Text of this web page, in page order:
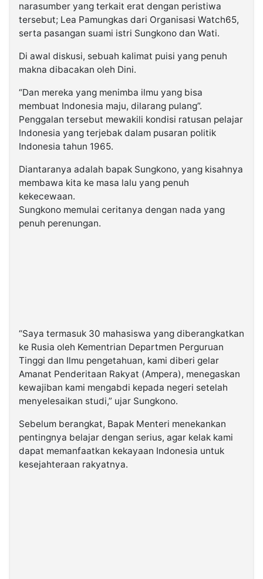
narasumber yang terkait erat dengan peristiwa
tersebut; Lea Pamungkas dari Organisasi Watch65,
serta pasangan suami istri Sungkono dan Wati.
Di awal diskusi, sebuah kalimat puisi yang penuh
makna dibacakan oleh Dini.
“Dan mereka yang menimba ilmu yang bisa
membuat Indonesia maju, dilarang pulang”.
Penggalan tersebut mewakili kondisi ratusan pelajar
Indonesia yang terjebak dalam pusaran politik
Indonesia tahun 1965.
Diantaranya adalah bapak Sungkono, yang kisahnya
membawa kita ke masa lalu yang penuh
kekecewaan.
Sungkono memulai ceritanya dengan nada yang
penuh perenungan.
“Saya termasuk 30 mahasiswa yang diberangkatkan
ke Rusia oleh Kementrian Departmen Perguruan
Tinggi dan Ilmu pengetahuan, kami diberi gelar
Amanat Penderitaan Rakyat (Ampera), menegaskan
kewajiban kami mengabdi kepada negeri setelah
menyelesaikan studi,” ujar Sungkono.
Sebelum berangkat, Bapak Menteri menekankan
pentingnya belajar dengan serius, agar kelak kami
dapat memanfaatkan kekayaan Indonesia untuk
kesejahteraan rakyatnya.